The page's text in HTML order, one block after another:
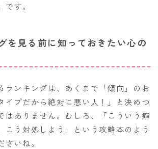
す。
を見る前に知っておきたい心の
ランキングは、あくまで「傾向」のお
イプだから絶対に悪い人！」と決めつ
はありません。むしろ、「こういう癖
こう対処しよう」という攻略本のよう
いね。